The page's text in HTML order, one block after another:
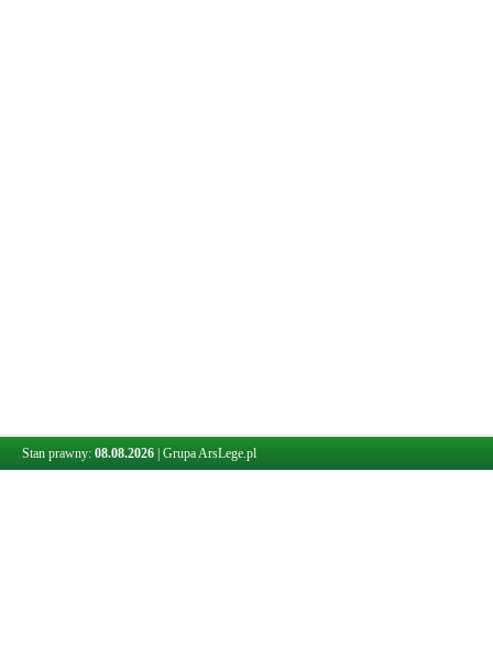
Stan prawny: 08.08.2026 Grupa ArsLege.pl